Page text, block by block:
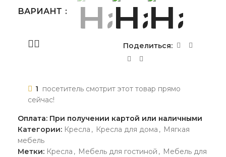
ВАРИАНТ
Поделиться:
1 посетитель смотрит этот товар прямо
сейчас!
Оплата: При получении картой или наличными
Категории: Кресла , Кресла для дома , Мягкая
мебель
Метки: Кресла , Мебель для гостиной , Мебель для